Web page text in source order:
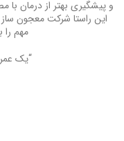
و پیشگیری بهتر از درمان
این راستا شرکت معجون
مهم
“یک